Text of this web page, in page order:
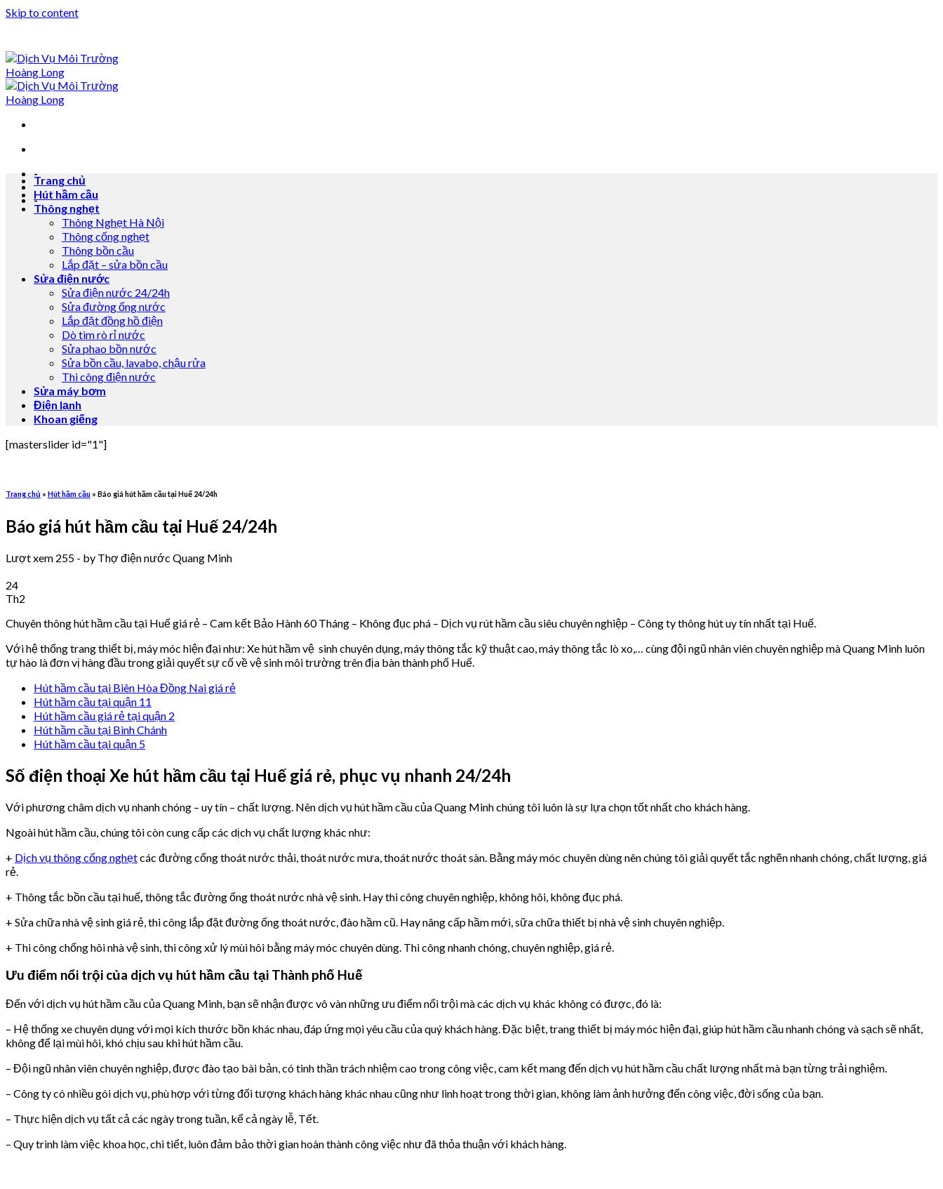
Skip to content
-
-
Trang chủ
Hút hầm cầu
Thông nghẹt
Thông Nghẹt Hà Nội
Thông cống nghẹt
Thông bồn cầu
Lắp đặt – sửa bồn cầu
Sửa điện nước
Sửa điện nước 24/24h
Sửa đường ống nước
Lắp đặt đồng hồ điện
Dò tìm rò rỉ nước
Sửa phao bồn nước
Sửa bồn cầu, lavabo, chậu rửa
Thi công điện nước
Sửa máy bơm
Điện lạnh
Khoan giếng
[masterslider id="1"]
Trang chủ » Hút hầm cầu » Báo giá hút hầm cầu tại Huế 24/24h
Báo giá hút hầm cầu tại Huế 24/24h
Lượt xem 255 - by Thợ điện nước Quang Minh
24
Th2
Chuyên thông hút hầm cầu tại Huế giá rẻ – Cam kết Bảo Hành 60 Tháng – Không đục phá – Dịch vụ rút hầm cầu siêu chuyên nghiệp – Công ty thông hút uy tín nhất tại Huế.
Với hệ thống trang thiết bị, máy móc hiện đại như: Xe hút hầm vệ sinh chuyên dụng, máy thông tắc kỹ thuật cao, máy thông tắc lò xo,… cùng đội ngũ nhân viên chuyên nghiệp mà Quang Minh luôn
tự hào là đơn vị hàng đầu trong giải quyết sự cố về vệ sinh môi trường trên địa bàn thành phố Huế.
Hút hầm cầu tại Biên Hòa Đồng Nai giá rẻ
Hút hầm cầu tại quận 11
Hút hầm cầu giá rẻ tại quận 2
Hút hầm cầu tại Bình Chánh
Hút hầm cầu tại quận 5
Số điện thoại Xe hút hầm cầu tại Huế giá rẻ, phục vụ nhanh 24/24h
Với phương châm dịch vụ nhanh chóng – uy tín – chất lượng. Nên dịch vụ hút hầm cầu của Quang Minh chúng tôi luôn là sự lựa chọn tốt nhất cho khách hàng.
Ngoài hút hầm cầu, chúng tôi còn cung cấp các dịch vụ chất lượng khác như:
+ Dịch vụ thông cống nghẹtcác đường cống thoát nước thải, thoát nước mưa, thoát nước thoát sàn. Bằng máy móc chuyên dùng nên chúng tôi giải quyết tắc nghẽn nhanh chóng, chất lượng, giá
rẻ.
+ Thông tắc bồn cầu tại huế thông tắc đường ống thoát nước nhà vệ sinh. Hay thi công chuyên nghiệp, không hôi, không đục phá.
+ Sửa chữa nhà vệ sinh giá rẻ, thi công lắp đặt đường ống thoát nước, đào hầm cũ. Hay nâng cấp hầm mới, sữa chữa thiết bị nhà vệ sinh chuyên nghiệp.
+ Thi công chống hôi nhà vệ sinh, thi công xử lý mùi hôi bằng máy móc chuyên dùng. Thi công nhanh chóng, chuyên nghiệp, giá rẻ.
Ưu điểm nổi trội của dịch vụ hút hầm cầu tại Thành phố Huế
Đến với dịch vụ hút hầm cầu của Quang Minh, bạn sẽ nhận được vô vàn những ưu điểm nổi trội mà các dịch vụ khác không có được, đó là:
– Hệ thống xe chuyên dụng với mọi kích thước bồn khác nhau, đáp ứng mọi yêu cầu của quý khách hàng. Đặc biệt, trang thiết bị máy móc hiện đại, giúp hút hầm cầu nhanh chóng và sạch sẽ nhất,
không để lại mùi hôi, khó chịu sau khi hút hầm cầu.
– Đội ngũ nhân viên chuyên nghiệp, được đào tạo bài bản, có tinh thần trách nhiệm cao trong công việc, cam kết mang đến dịch vụ hút hầm cầu chất lượng nhất mà bạn từng trải nghiệm.
– Công ty có nhiều gói dịch vụ, phù hợp với từng đối tượng khách hàng khác nhau cũng như linh hoạt trong thời gian, không làm ảnh hưởng đến công việc, đời sống của bạn.
– Thực hiện dịch vụ tất cả các ngày trong tuần, kể cả ngày lễ, Tết.
– Quy trình làm việc khoa học, chi tiết, luôn đảm bảo thời gian hoàn thành công việc như đã thỏa thuận với khách hàng.